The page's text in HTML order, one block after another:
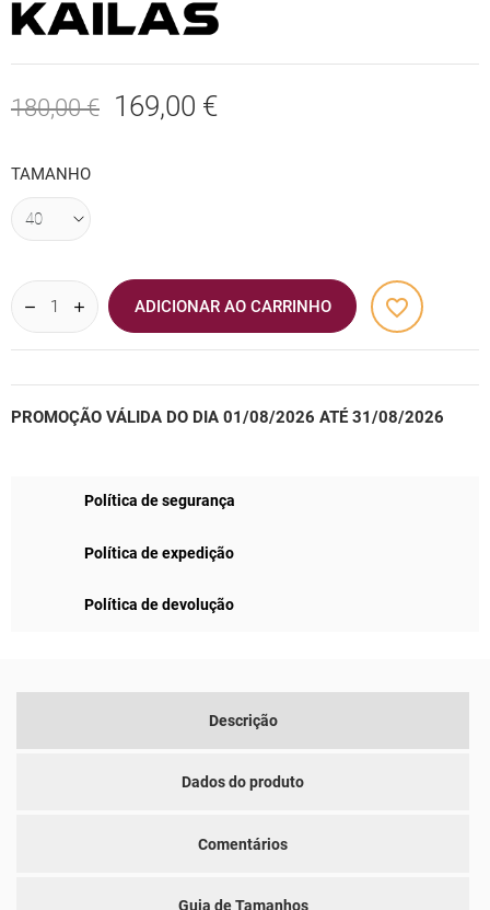
180,00 € 169,00 €
TAMANHO
ADICIONAR AO CARRINHO favorite_border
PROMOÇÃO VÁLIDA DO DIA 01/08/2026 ATÉ 31/08/2026
Política de segurança
Política de expedição
Política de devolução
Descrição
Dados do produto
Comentários
Guia de Tamanhos